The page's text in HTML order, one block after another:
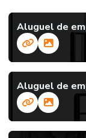
Aluguel de
Aluguel de